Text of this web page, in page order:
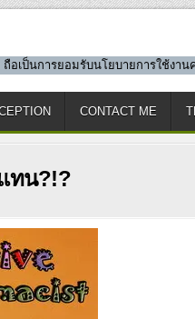
ถือเป็นการยอมรับนโยบายการใช้งาน
CONTACT ME
ทน?!?